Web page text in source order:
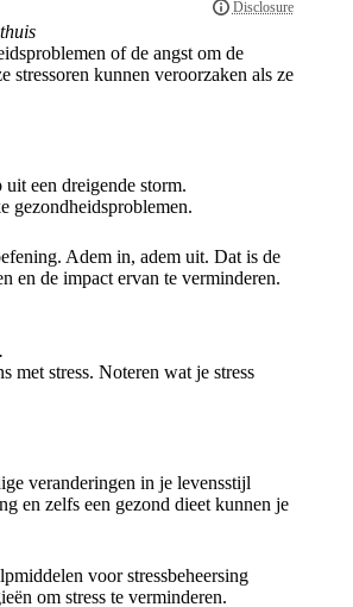
of de angst om de
stressoren kunnen veroorzaken als ze
een dreigende storm.
gezondheidsproblemen.
Adem in, adem uit. Dat is de
en de impact ervan te verminderen.
met stress. Noteren wat je stress
veranderingen in je levensstijl
en zelfs een gezond dieet kunnen je
voor stressbeheersing
om stress te verminderen.